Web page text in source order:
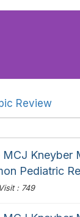
Review
MCJ
Pediatric
: 749